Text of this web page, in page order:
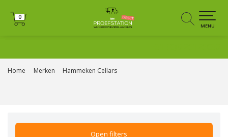
0
0
MENU
Home Merken Hammeken Cellars
Open filters